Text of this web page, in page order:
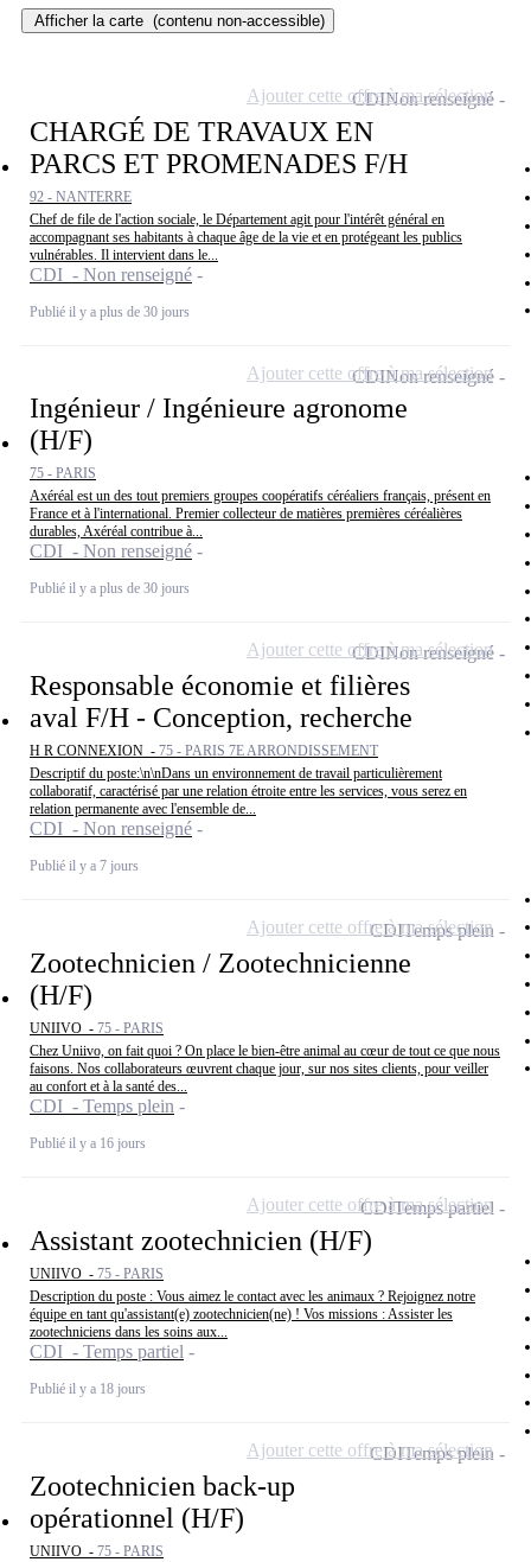
Afficher la carte (contenu non-accessible)
CHARGÉ DE TRAVAUX EN
PARCS ET PROMENADES F/H
92 - NANTERRE
Chef de file de l'action sociale, le Département agit pour l'intérêt général en
accompagnant ses habitants à chaque âge de la vie et en protégeant les publics
vulnérables. Il intervient dans le...
CDI - Non renseigné
Publié il y a plus de 30 jours
CDINon renseigné
Ajouter cette offre à ma sélection
Ingénieur / Ingénieure agronome
(H/F)
75 - PARIS
Axéréal est un des tout premiers groupes coopératifs céréaliers français, présent en
France et à l'international. Premier collecteur de matières premières céréalières
durables, Axéréal contribue à...
CDI - Non renseigné
Publié il y a plus de 30 jours
CDINon renseigné
Ajouter cette offre à ma sélection
Responsable économie et filières
aval F/H - Conception, recherche
H R CONNEXION - 75 - PARIS 7E ARRONDISSEMENT
Descriptif du poste:\n\nDans un environnement de travail particulièrement
collaboratif, caractérisé par une relation étroite entre les services, vous serez en
relation permanente avec l'ensemble de...
CDI - Non renseigné
Publié il y a 7 jours
CDINon renseigné
Ajouter cette offre à ma sélection
Zootechnicien / Zootechnicienne
(H/F)
UNIIVO - 75 - PARIS
Chez Uniivo, on fait quoi ? On place le bien-être animal au cœur de tout ce que nous
faisons. Nos collaborateurs œuvrent chaque jour, sur nos sites clients, pour veiller
au confort et à la santé des...
CDI - Temps plein
Publié il y a 16 jours
CDITemps plein
Ajouter cette offre à ma sélection
Assistant zootechnicien (H/F)
UNIIVO - 75 - PARIS
Description du poste : Vous aimez le contact avec les animaux ? Rejoignez notre
équipe en tant qu'assistant(e) zootechnicien(ne) ! Vos missions : Assister les
zootechniciens dans les soins aux...
CDI - Temps partiel
Publié il y a 18 jours
CDITemps partiel
Ajouter cette offre à ma sélection
Zootechnicien back-up
opérationnel (H/F)
UNIIVO - 75 - PARIS
CDITemps plein
Ajouter cette offre à ma sélection